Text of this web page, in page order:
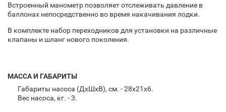
Встроенный манометр позволяет отслеживать давление в
баллонах непосредственно во время накачивания лодки.
В комплекте набор переходников для установки на различные
клапаны и шланг нового поколения.
МАССА И ГАБАРИТЫ
Габариты насоса (ДхШхВ), см. - 28х21х6.
Вес насоса, кг. - 3.